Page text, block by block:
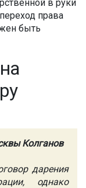
в руки
права
быть
Колганов
дарения
однако